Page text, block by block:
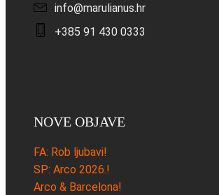
info@marulianus.hr
+385 91 430 0333
NOVE OBJAVE
FA: Rob ljubavi!
SP: Arco 2026.!
Arco & Barcelona!